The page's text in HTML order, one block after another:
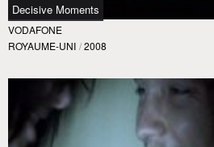
Decisive Moments
VODAFONE
ROYAUME-UNI / 2008